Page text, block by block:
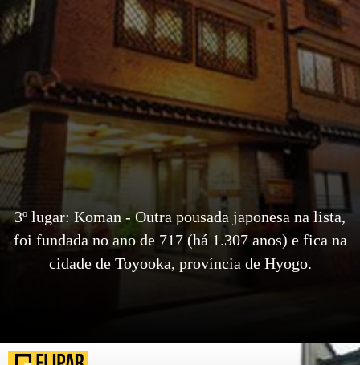
3º lugar: Koman - Outra pousada japonesa na lista,
foi fundada no ano de 717 (há 1.307 anos) e fica na
cidade de Toyooka, província de Hyogo.